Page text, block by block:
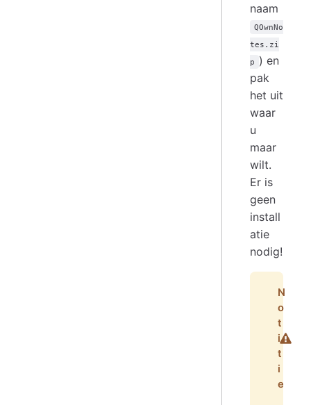
naam
QOwnNo
tes.zi
p ) en
pak
het uit
waar
u
maar
wilt.
Er is
geen
install
atie
nodig!
N
o
t
i
t
i
e